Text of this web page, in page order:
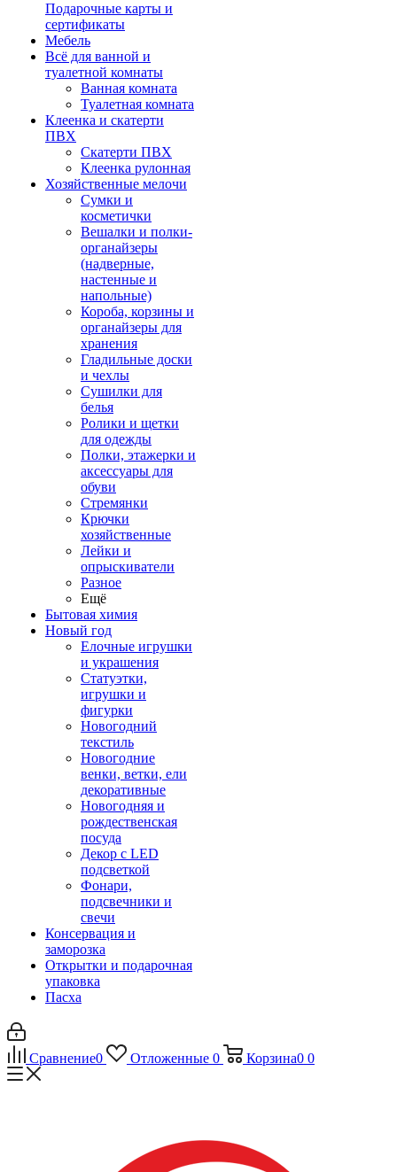
Подарочные карты и
сертификаты
Мебель
Всё для ванной и
туалетной комнаты
Ванная комната
Туалетная комната
Клеенка и скатерти
ПВХ
Скатерти ПВХ
Клеенка рулонная
Хозяйственные мелочи
Сумки и
косметички
Вешалки и полки-
органайзеры
(надверные,
настенные и
напольные)
Короба, корзины и
органайзеры для
хранения
Гладильные доски
и чехлы
Сушилки для
белья
Ролики и щетки
для одежды
Полки, этажерки и
аксессуары для
обуви
Стремянки
Крючки
хозяйственные
Лейки и
опрыскиватели
Разное
Ещё
Бытовая химия
Новый год
Елочные игрушки
и украшения
Статуэтки,
игрушки и
фигурки
Новогодний
текстиль
Новогодние
венки, ветки, ели
декоративные
Новогодняя и
рождественская
посуда
Декор с LED
подсветкой
Фонари,
подсвечники и
свечи
Консервация и
заморозка
Открытки и подарочная
упаковка
Пасха
Сравнение0 Отложенные 0 Корзина0 0